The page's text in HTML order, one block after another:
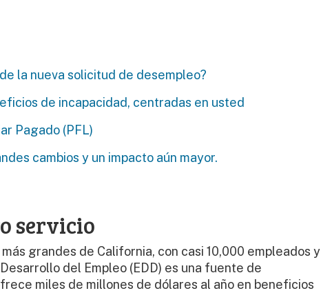
la nueva solicitud de desempleo?
de incapacidad, centradas en usted
Pagado (PFL)
cambios y un impacto aún mayor.
servicio
grandes de California, con casi 10,000 empleados y
del Empleo (EDD) es una fuente de
miles de millones de dólares al año en beneficios